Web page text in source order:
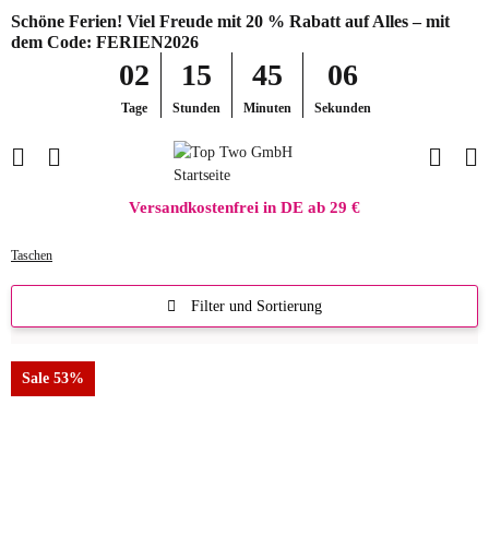
Schöne Ferien! Viel Freude mit 20 % Rabatt auf Alles – mit
dem Code: FERIEN2026
02
Tage
15
Stunden
45
Minuten
05
Sekunden
Versandkostenfrei in DE ab 29 €
Taschen
Filter und Sortierung
Sale 53%